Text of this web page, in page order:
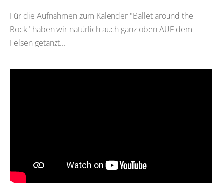
Für die Aufnahmen zum Kalender "Ballet around the
Rock" haben wir natürlich auch ganz oben AUF dem
Felsen getanzt...